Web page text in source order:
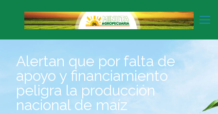
Alertan que por falta de
apoyo y financiamiento
peligra la producción
nacional de maíz